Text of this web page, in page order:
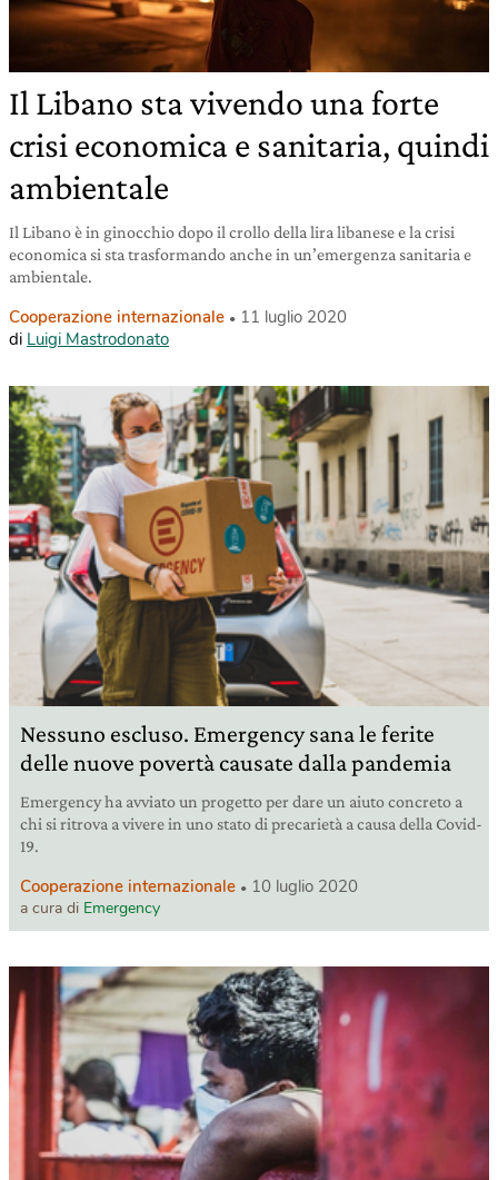
Il Libano sta vivendo una forte
crisi economica e sanitaria, quindi
ambientale
Il Libano è in ginocchio dopo il crollo della lira libanese e la crisi
economica si sta trasformando anche in un’emergenza sanitaria e
ambientale.
Cooperazione internazionale
11 luglio 2020
di Luigi Mastrodonato
Nessuno escluso. Emergency sana le ferite
delle nuove povertà causate dalla pandemia
Emergency ha avviato un progetto per dare un aiuto concreto a
chi si ritrova a vivere in uno stato di precarietà a causa della Covid-
19.
Cooperazione internazionale 10 luglio 2020
a cura di Emergency